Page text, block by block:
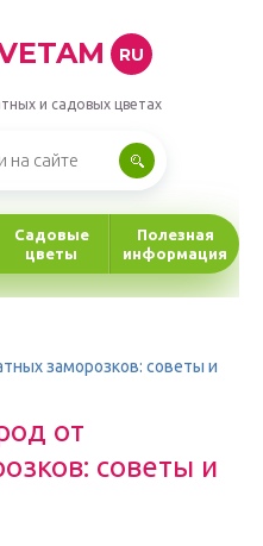
RU
и садовых цветах
Садовые
цветы
Полезная
информация
заморозков: советы и
от
советы и